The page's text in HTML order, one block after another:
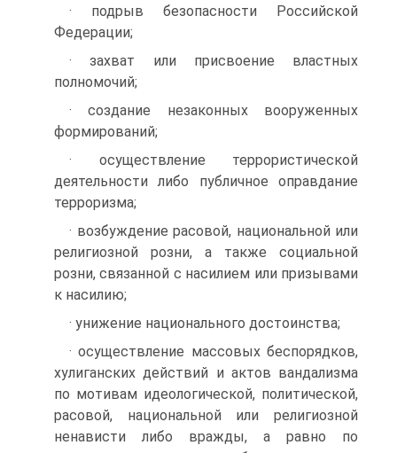
· подрыв безопасности Российской
Федерации;
· захват или присвоение властных
полномочий;
· создание незаконных вооруженных
формирований;
· осуществление террористической
деятельности либо публичное оправдание
терроризма;
· возбуждение расовой, национальной или
религиозной розни, а также социальной
розни, связанной с насилием или призывами
к насилию;
· унижение национального достоинства;
· осуществление массовых беспорядков,
хулиганских действий и актов вандализма
по мотивам идеологической, политической,
расовой, национальной или религиозной
ненависти либо вражды, а равно по